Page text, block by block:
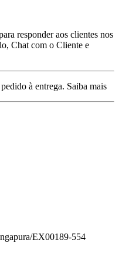
responder aos clientes nos
Chat com o Cliente e
à entrega. Saiba mais
EX00189-554